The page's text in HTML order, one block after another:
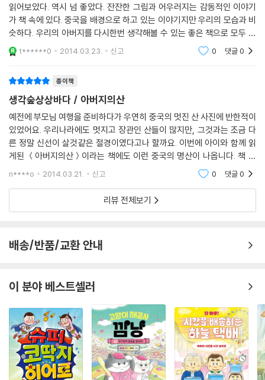
읽어보았다. 역시 넘 좋았다. 잔잔한 그림과 어우러지는 감동적인 이야기
가 책 속에 있다. 중국을 배경으로 하고 있는 이야기지만 우리의 모습과 비
슷하다. 우리의 아버지를 다시한번 생각해볼 수 있는 좋은 책으로 모두 읽
어보면 좋겠다.
t******0 2014.03.23. 신고 0 댓글0
종이책
생각숲상상바다 / 아버지의산
예전에 부모님 여행을 준비하다가 우연히 중국의 멋진 산 사진에 반한적이
있었어요. 우리나라에도 멋지고 장관인 산들이 많지만, 그것과는 조금 다
른 정말 신선이 살것같은 절경이였다고나 할까요. 이번에 아이와 함께 읽
게된 ＜아버지의산＞이라는 책에도 이런 중국의 명산이 나옵니다. 책 표
지에서 용이 한마리 튀어나오는듯한 이 그림~ 뭔가 의미심장하지요! 이
n****o 2014.03.21. 신고 0 댓글0
리뷰 전체보기
배송/반품/교환 안내
이 분야 베스트셀러